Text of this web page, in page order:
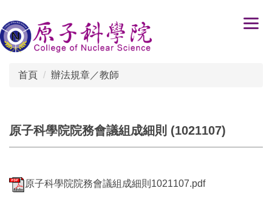
到
主
要
首頁 辦法規章／教師
原子科學院院務會議組成細則 (1021107)
原子科學院院務會議組成細則1021107.pdf